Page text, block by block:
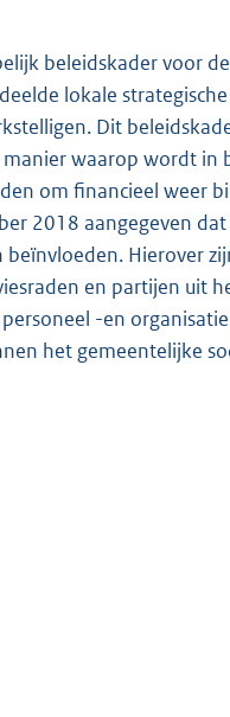
beleidskader voor
lokale
Dit
waarop wordt in
om financieel weer
2018 aangegeven
Hierover
en partijen uit
-en
het gemeentelijke